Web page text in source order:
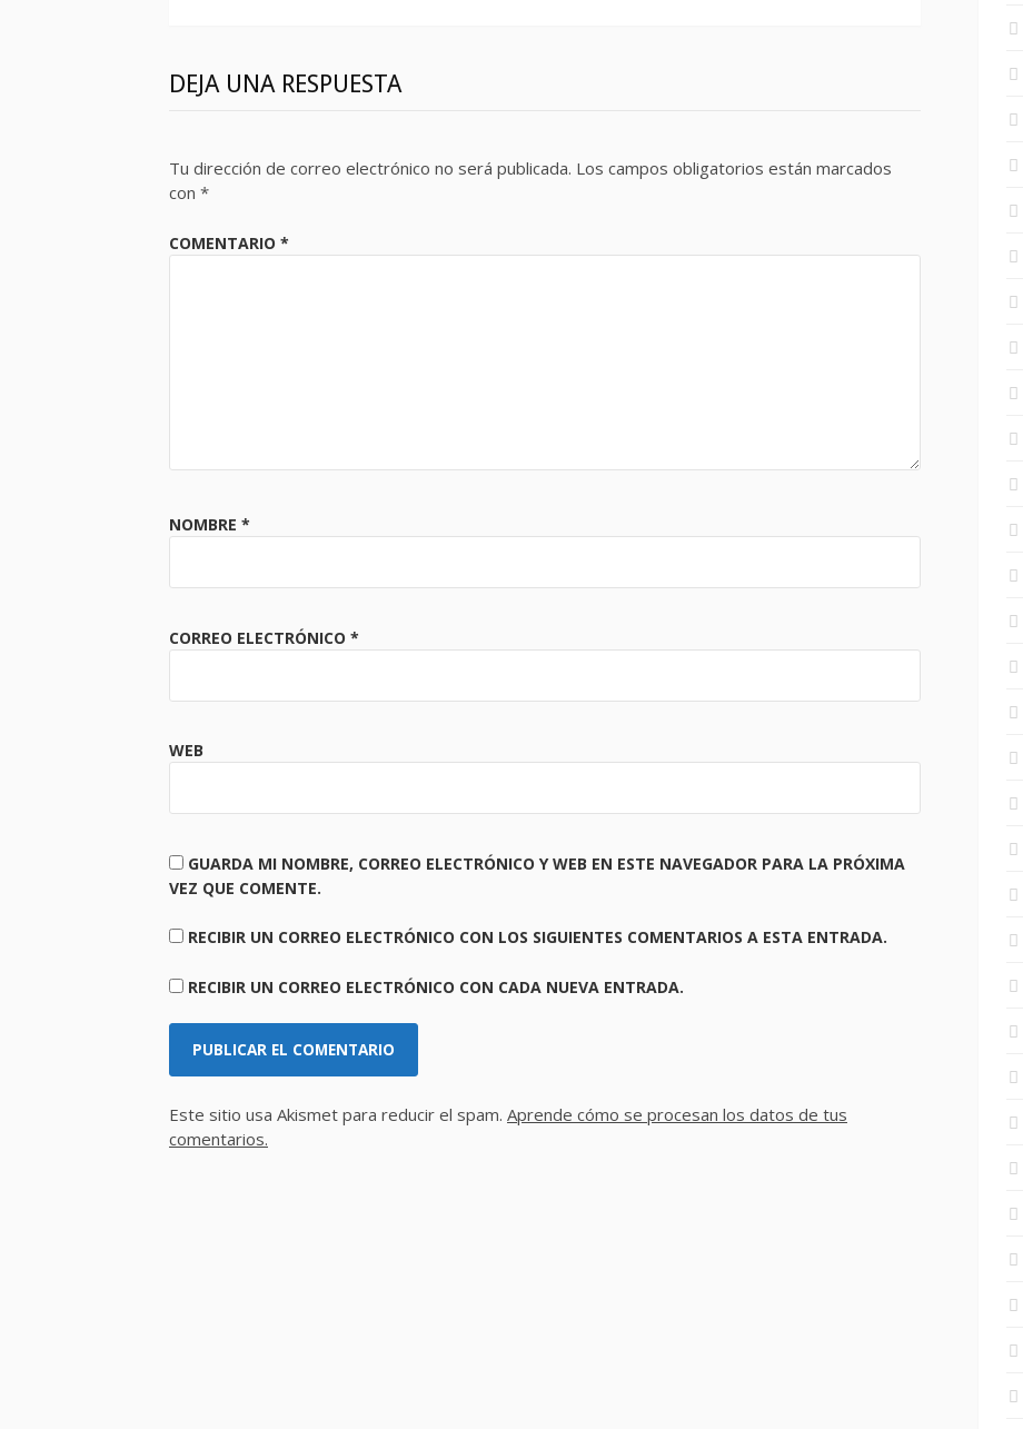
DEJA UNA RESPUESTA
Tu dirección de correo electrónico no será publicada. Los campos obligatorios están marcados
con *
COMENTARIO *
NOMBRE *
CORREO ELECTRÓNICO *
WEB
GUARDA MI NOMBRE, CORREO ELECTRÓNICO Y WEB EN ESTE NAVEGADOR PARA LA PRÓXIMA
VEZ QUE COMENTE.
RECIBIR UN CORREO ELECTRÓNICO CON LOS SIGUIENTES COMENTARIOS A ESTA ENTRADA.
RECIBIR UN CORREO ELECTRÓNICO CON CADA NUEVA ENTRADA.
Este sitio usa Akismet para reducir el spam. Aprende cómo se procesan los datos de tus
comentarios.